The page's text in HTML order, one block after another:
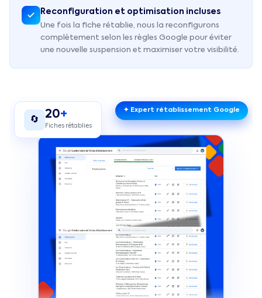
Reconfiguration et optimisation incluses
Une fois la fiche rétablie, nous la reconfigurons
complètement selon les règles Google pour éviter
une nouvelle suspension et maximiser votre visibilité.
✦ Expert rétablissement Google
🔄 20+
Fiches rétablies